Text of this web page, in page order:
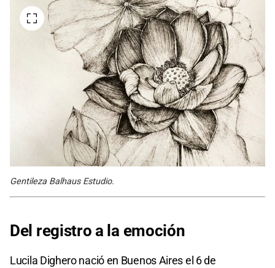
Gentileza Balhaus Estudio.
Del registro a la emoción
Lucila Dighero nació en Buenos Aires el 6 de